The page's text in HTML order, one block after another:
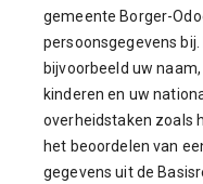
gemeente Borger-
persoonsgegevens
bijvoorbeeld uw
kinderen en uw
overheidstaken zoals
het beoordelen van
gegevens uit de